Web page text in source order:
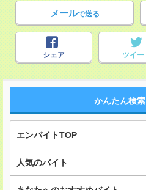
メールで送る
シェア ツイー
かんたん検
エンバイトTOP
人気のバイト